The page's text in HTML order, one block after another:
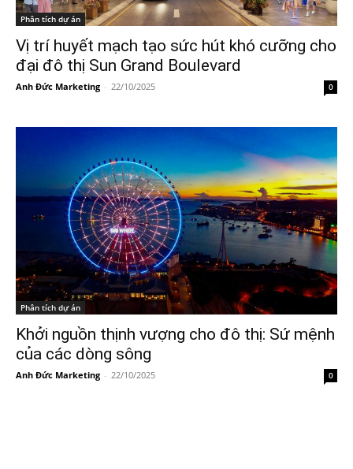
Phân tích dự án
Vị trí huyết mạch tạo sức hút khó cưỡng cho
đại đô thị Sun Grand Boulevard
Anh Đức Marketing - 22/10/2025 0
Phân tích dự án
Khởi nguồn thịnh vượng cho đô thị: Sứ mệnh
của các dòng sông
Anh Đức Marketing - 22/10/2025 0